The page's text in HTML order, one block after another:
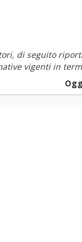
di seguito
vigenti in